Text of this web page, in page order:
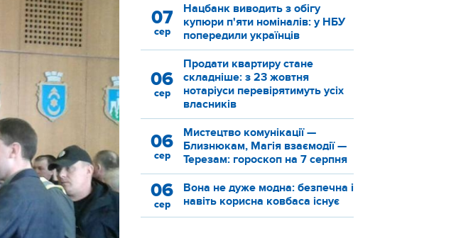
07
сер
Нацбанк виводить з обігу
купюри п'яти номіналів: у НБУ
попередили українців
06
сер
Продати квартиру стане
складніше: з 23 жовтня
нотаріуси перевірятимуть усіх
власників
06
сер
Мистецтво комунікації —
Близнюкам, Магія взаємодії —
Терезам: гороскоп на 7 серпня
06
сер
Вона не дуже модна: безпечна і
навіть корисна ковбаса існує